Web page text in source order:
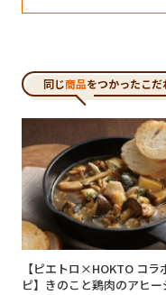
同じ商品をつかったこ
【ピエトロ×HOKTO コラ
ピ】きのこと鶏肉のアヒー